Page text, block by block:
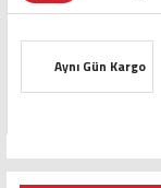
Aynı Gün Kargo